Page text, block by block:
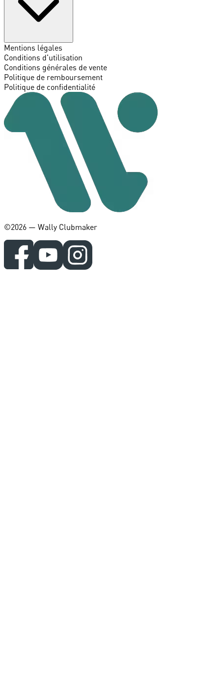
Mentions légales
Conditions d'utilisation
Conditions générales de vente
Politique de remboursement
Politique de confidentialité
©️2026 — Wally Clubmaker